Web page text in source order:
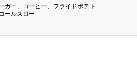
ガー、コーヒー、フライドポテト
ールスロー